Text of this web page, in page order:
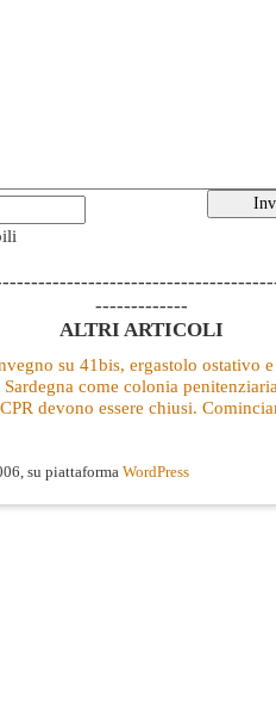
-------------
ALTRI ARTICOLI
su 41bis, ergastolo ostativo
Sardegna come colonia
devono essere chiusi.
su piattaforma WordPress